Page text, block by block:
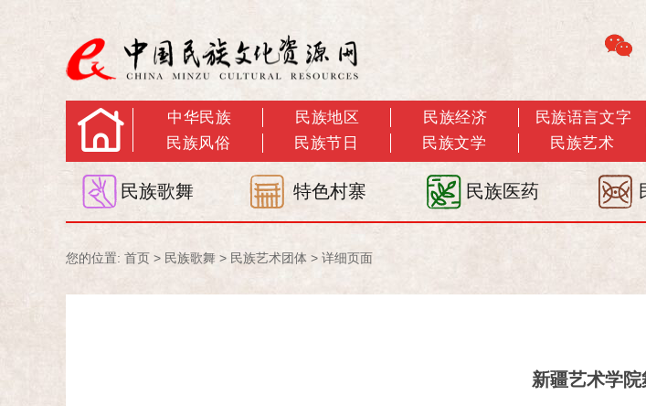
中华民族 民族地区 民族经济 民族语言文字
民族风俗
民族节日 民族文学 民族艺术
民族歌舞 特色村寨 民族医药
您的位置: 首页 > 民族歌舞 > 民族艺术团体 > 详细页面
新疆艺术学